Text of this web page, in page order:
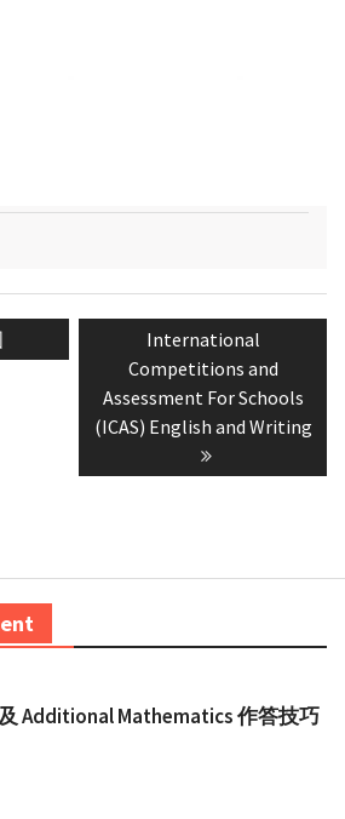
Next
post:
International
Competitions and
Assessment For Schools
(ICAS) English and Writing
及 Additional Mathematics 作答技巧